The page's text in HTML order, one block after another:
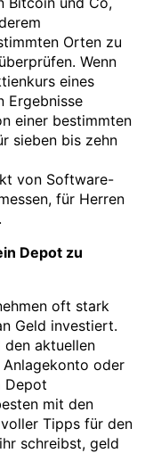
Orten zu
Wenn
eines
Ergebnisse
einer bestimmten
sieben bis zehn
von Software-
für Herren
Depot zu
oft stark
Geld investiert.
den aktuellen
Anlagekonto oder
Depot
mit den
Tipps für den
schreibst, geld